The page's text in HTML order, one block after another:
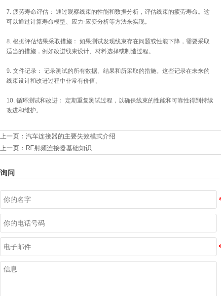
7. 疲劳寿命评估： 通过观察线束的性能和数据分析，评估线束的疲劳寿命。这
可以通过计算寿命模型、应力-应变分析等方法来实现。
8. 根据评估结果采取措施： 如果测试发现线束存在问题或性能下降，需要采取
适当的措施，例如改进线束设计、材料选择或制造过程。
9. 文件记录： 记录测试的所有数据、结果和所采取的措施。这些记录在未来的
线束设计和改进过程中非常有价值。
10. 循环测试和改进： 定期重复测试过程，以确保线束的性能和可靠性得到持续
改进和维护。
上一页： 汽车连接器的主要失效模式介绍
上一页： RF射频连接器基础知识
询问